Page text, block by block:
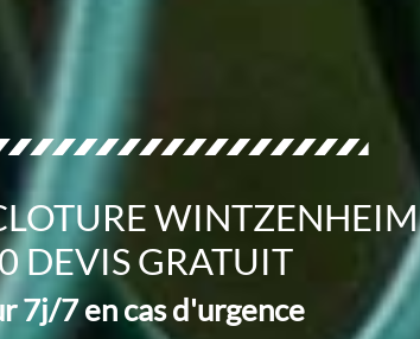
WINTZENHEIM
DEVIS GRATUIT
7j/7 en cas d'urgence